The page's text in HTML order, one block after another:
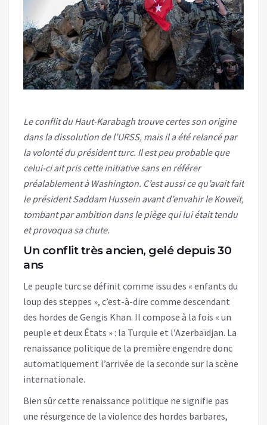
Le conflit du Haut-Karabagh trouve certes son origine
dans la dissolution de l’URSS, mais il a été relancé par
la volonté du président turc. Il est peu probable que
celui-ci ait pris cette initiative sans en référer
préalablement à Washington. C’est aussi ce qu’avait fait
le président Saddam Hussein avant d’envahir le Koweït,
tombant par ambition dans le piège qui lui était tendu
et provoqua sa chute.
Un conflit très ancien, gelé depuis 30
ans
Le peuple turc se définit comme issu des « enfants du
loup des steppes », c’est-à-dire comme descendant
des hordes de Gengis Khan. Il compose à la fois « un
peuple et deux États » : la Turquie et l’Azerbaïdjan. La
renaissance politique de la première engendre donc
automatiquement l’arrivée de la seconde sur la scène
internationale.
Bien sûr cette renaissance politique ne signifie pas
une résurgence de la violence des hordes barbares,